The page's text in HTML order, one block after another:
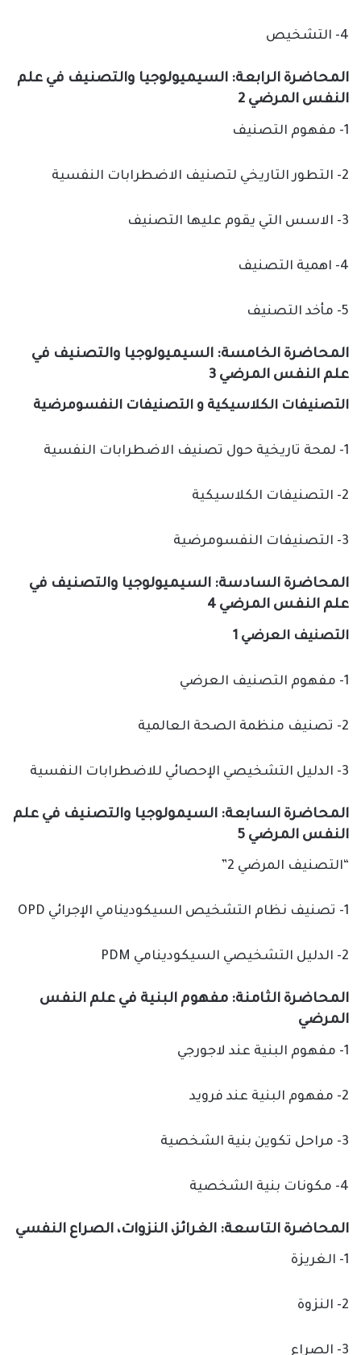
4- التشخيص
المحاضرة الرابعة: السيميولوجيا والتصنيف في علم
النفس المرضي 2
1- مفهوم التصنيف
2- التطور التاريخي لتصنيف الاضطرابات النفسية
3- الاسس التي يقوم عليها التصنيف
4- اهمية التصنيف
5- مأخد التصنيف
المحاضرة الخامسة: السيميولوجيا والتصنيف في
علم النفس المرضي 3
التصنيفات الكلاسيكية و التصنيفات النفسومرضية
1- لمحة تاريخية حول تصنيف الاضطرابات النفسية
2- التصنيفات الكلاسيكية
3- التصنيفات النفسومرضية
المحاضرة السادسة: السيميولوجيا والتصنيف في
علم النفس المرضي 4
التصنيف العرضي 1
1- مفهوم التصنيف العرضي
2- تصنيف منظمة الصحة العالمية
3- الدليل التشخيصي الإحصائي للاضطرابات النفسية
المحاضرة السابعة: السيمولوجيا والتصنيف في علم
النفس المرضي 5
“التصنيف المرضي 2”
1- تصنيف نظام التشخيص السيكودينامي الإجرائي OPD
2- الدليل التشخيصي السيكودينامي PDM
المحاضرة الثامنة: مفهوم البنية في علم النفس
المرضي
1- مفهوم البنية عند لاجورجي
2- مفهوم البنية عند فرويد
3- مراحل تكوين بنية الشخصية
4- مكونات بنية الشخصية
المحاضرة التاسعة: الغرائز، النزوات، الصراع النفسي
1- الغريزة
2- النزوة
3- الصراع